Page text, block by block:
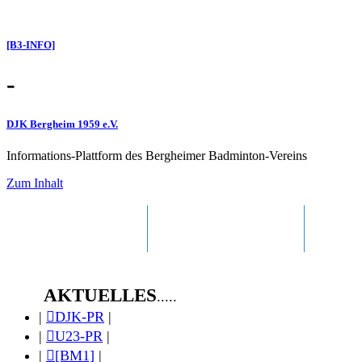
[B3-INFO]
-
DJK Bergheim 1959 e.V.
Informations-Plattform des Bergheimer Badminton-Vereins
Zum Inhalt
AKTUELLES.....
|
DJK-PR |
|
U23-PR |
|
[BM1] |